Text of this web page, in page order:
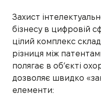
Захист
бізнесу в цифровій
цілий комплекс
різниця між
полягає в об’єкті
дозволяє швидко
елементи: